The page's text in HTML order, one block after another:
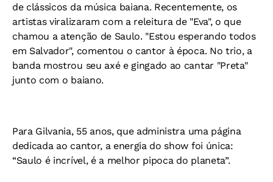
de clássicos da música baiana. Recentemente, os
artistas viralizaram com a releitura de "Eva", o que
chamou a atenção de Saulo. "Estou esperando todos
em Salvador", comentou o cantor à época. No trio, a
banda mostrou seu axé e gingado ao cantar "Preta"
junto com o baiano.
Para Gilvania, 55 anos, que administra uma página
dedicada ao cantor, a energia do show foi única:
“Saulo é incrível, é a melhor pipoca do planeta”.